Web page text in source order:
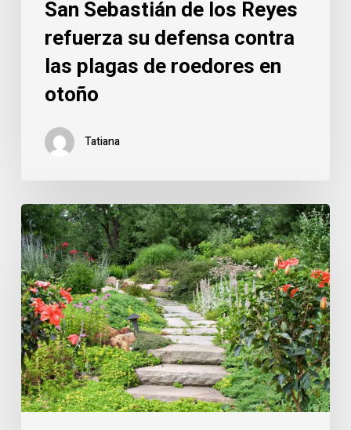
San Sebastián de los Reyes
refuerza su defensa contra
las plagas de roedores en
otoño
Tatiana